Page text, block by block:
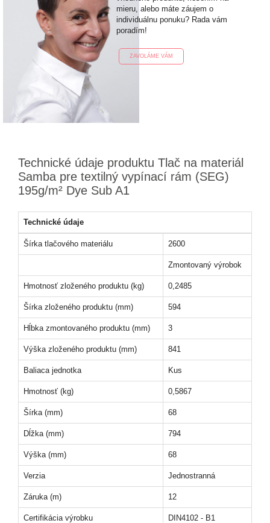
mieru, alebo máte záujem o
individuálnu ponuku? Rada vám
poradím!
ZAVOLÁME VÁM
Technické údaje produktu Tlač na materiál
Samba pre textilný vypínací rám (SEG)
195g/m² Dye Sub A1
Technické údaje
Šírka tlačového materiálu 2600
Zmontovaný výrobok
Hmotnosť zloženého produktu (kg) 0,2485
Šírka zloženého produktu (mm) 594
Hĺbka zmontovaného produktu (mm) 3
Výška zloženého produktu (mm) 841
Baliaca jednotka Kus
Hmotnosť (kg) 0,5867
Šírka (mm) 68
Dĺžka (mm) 794
Výška (mm) 68
Verzia Jednostranná
Záruka (m) 12
Certifikácia výrobku DIN4102 - B1